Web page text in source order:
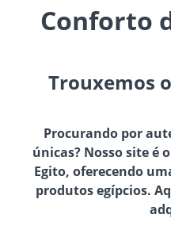
Conforto
Trouxemos
Procurando por
únicas? Nosso site é
Egito, oferecendo
produtos egípcios.